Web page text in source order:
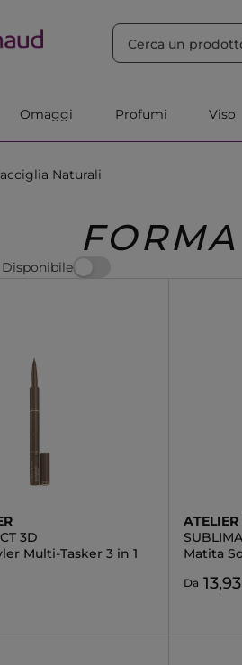
Omaggi Profumi Viso
Naturali
Disponibile
3D
Multi-Tasker 3 in 1
Matita
Da